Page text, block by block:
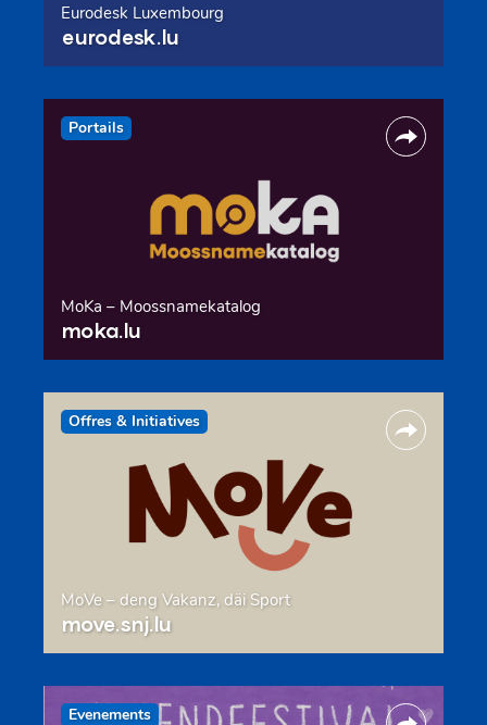
Eurodesk Luxembourg
eurodesk.lu
Portails
MoKa – Moossnamekatalog
moka.lu
Offres & Initiatives
MoVe – deng Vakanz, däi Sport
move.snj.lu
Evenements